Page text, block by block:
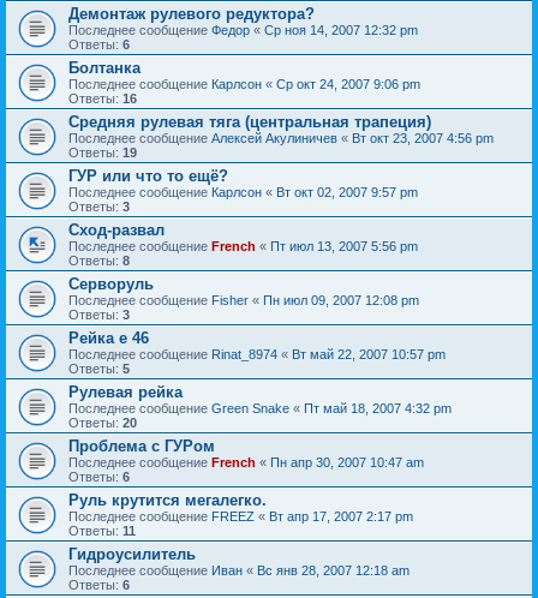
Демонтаж рулевого редуктора?
Последнее сообщение Федор « Ср ноя 14, 2007 12:32 pm
Ответы: 6
Болтанка
Последнее сообщение Карлсон « Ср окт 24, 2007 9:06 pm
Ответы: 16
Средняя рулевая тяга (центральная трапеция)
Последнее сообщение Алексей Акулиничев « Вт окт 23, 2007 4:56 pm
Ответы: 19
ГУР или что то ещё?
Последнее сообщение Карлсон « Вт окт 02, 2007 9:57 pm
Ответы: 3
Сход-развал
Последнее сообщение French « Пт июл 13, 2007 5:56 pm
Ответы: 8
Серворуль
Последнее сообщение Fisher « Пн июл 09, 2007 12:08 pm
Ответы: 3
Рейка е 46
Последнее сообщение Rinat_8974 « Вт май 22, 2007 10:57 pm
Ответы: 5
Рулевая рейка
Последнее сообщение Green Snake « Пт май 18, 2007 4:32 pm
Ответы: 20
Проблема с ГУРом
Последнее сообщение French « Пн апр 30, 2007 10:47 am
Ответы: 6
Руль крутится мегалегко.
Последнее сообщение FREEZ « Вт апр 17, 2007 2:17 pm
Ответы: 11
Гидроусилитель
Последнее сообщение Иван « Вс янв 28, 2007 12:18 am
Ответы: 6